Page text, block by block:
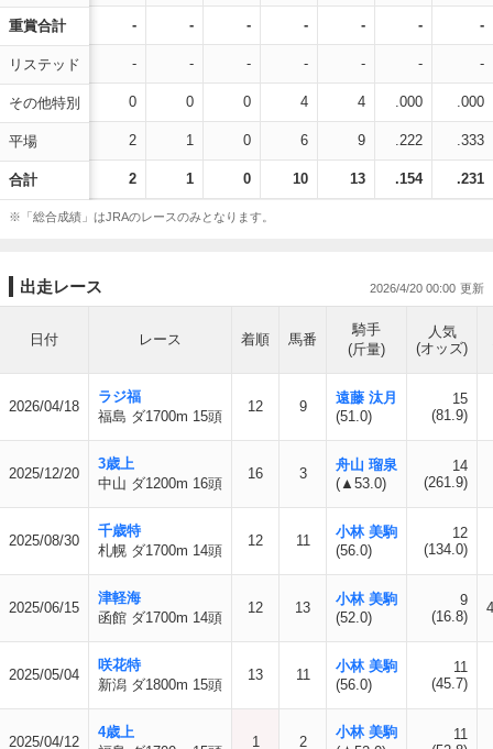
重賞合計
リステッド
その他特別
平場
合計
- - - - - - -
- - - - - - -
0 0 0 4 4 .000 .000
2 1 0 6 9 .222 .333
2 1 0 10 13 .154 .231
※「総合成績」はJRAのレースのみとなります。
出走レース 2026/4/20 00:00
日付 レース 着順 馬番
騎手
(斤量)
人気
(オッズ)
2026/04/18
ラジ福
福島 ダ1700m 15頭
12 9
遠藤 汰月
(51.0)
15
(81.9)
2025/12/20
3歳上
中山 ダ1200m 16頭
16 3
舟山 瑠泉
(▲53.0)
14
(261.9)
2025/08/30
千歳特
札幌 ダ1700m 14頭
12 11
小林 美駒
(56.0)
12
(134.0)
2025/06/15
津軽海
函館 ダ1700m 14頭
12 13
小林 美駒
(52.0)
9
(16.8)
2025/05/04
咲花特
新潟 ダ1800m 15頭
13 11
小林 美駒
(56.0)
11
(45.7)
2025/04/12
4歳上
1 2
小林 美駒
11